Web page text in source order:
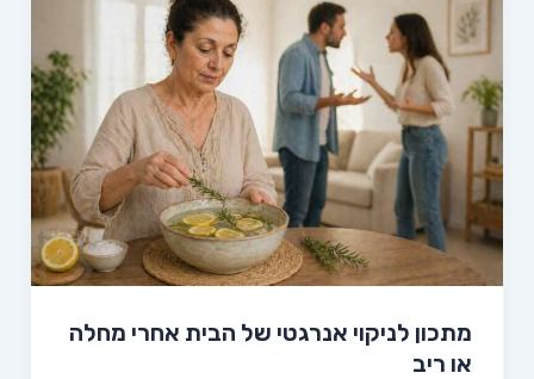
מתכון לניקוי אנרגטי של הבית אחרי מחלה
או ריב